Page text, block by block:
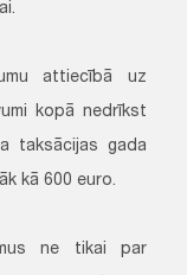
attiecībā uz
kopā nedrīkst
taksācijas gada
kā 600 euro.
ne tikai par